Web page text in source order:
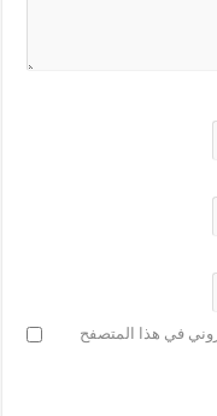
في هذا المتصفح